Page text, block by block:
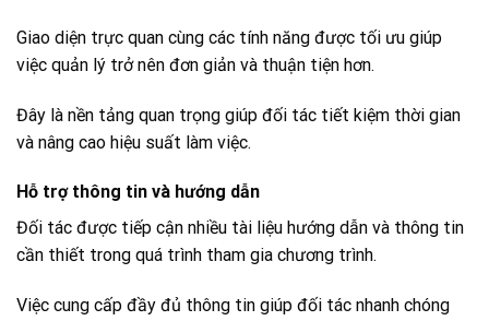
Giao diện trực quan cùng các tính năng được tối ưu giúp
việc quản lý trở nên đơn giản và thuận tiện hơn.
Đây là nền tảng quan trọng giúp đối tác tiết kiệm thời gian
và nâng cao hiệu suất làm việc.
Hỗ trợ thông tin và hướng dẫn
Đối tác được tiếp cận nhiều tài liệu hướng dẫn và thông tin
cần thiết trong quá trình tham gia chương trình.
Việc cung cấp đầy đủ thông tin giúp đối tác nhanh chóng